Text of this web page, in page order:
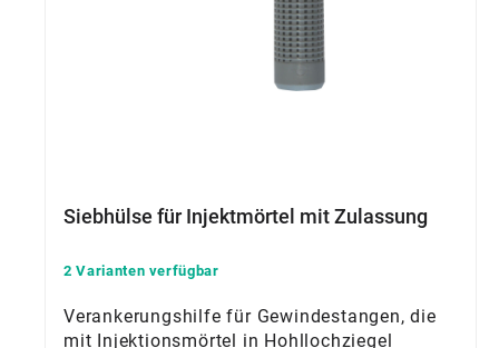
Siebhülse für Injektmörtel mit Zulassung
2 Varianten verfügbar
Verankerungshilfe für Gewindestangen, die
mit Injektionsmörtel in Hohllochziegel